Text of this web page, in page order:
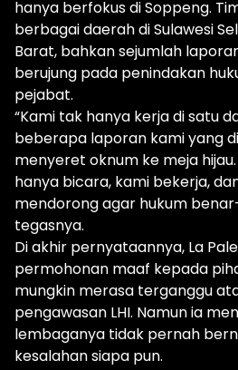
hanya berfokus di Soppeng.
berbagai daerah di Sulawesi
Barat, bahkan sejumlah
berujung pada penindakan
pejabat.
“Kami tak hanya kerja di satu
beberapa laporan kami yang
menyeret oknum ke meja
hanya bicara, kami bekerja,
mendorong agar hukum
tegasnya.
Di akhir pernyataannya, La
permohonan maaf kepada
mungkin merasa terganggu
pengawasan LHI. Namun ia
lembaganya tidak pernah
kesalahan siapa pun.